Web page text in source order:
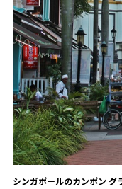
シンガポールのカンポン